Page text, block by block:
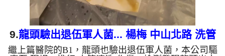
9.龍頭驗出退伍軍人菌... 楊梅 中山北路 洗管
路
繼上篇醫院的B1，龍頭也驗出退伍軍人菌，本公司驅